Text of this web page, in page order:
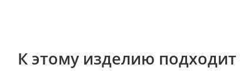
К этому изделию подходит